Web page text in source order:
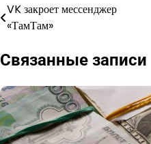
Навигация
записям
VK закроет мессенджер
«ТамТам»
Связанные записи